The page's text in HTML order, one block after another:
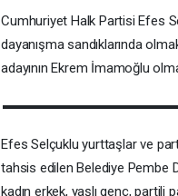
Cumhuriyet Halk Partisi Efes
dayanışma sandıklarında
adayının Ekrem İmamoğlu
Efes Selçuklu yurttaşlar ve
tahsis edilen Belediye Pembe
kadın erkek, yaşlı genç,